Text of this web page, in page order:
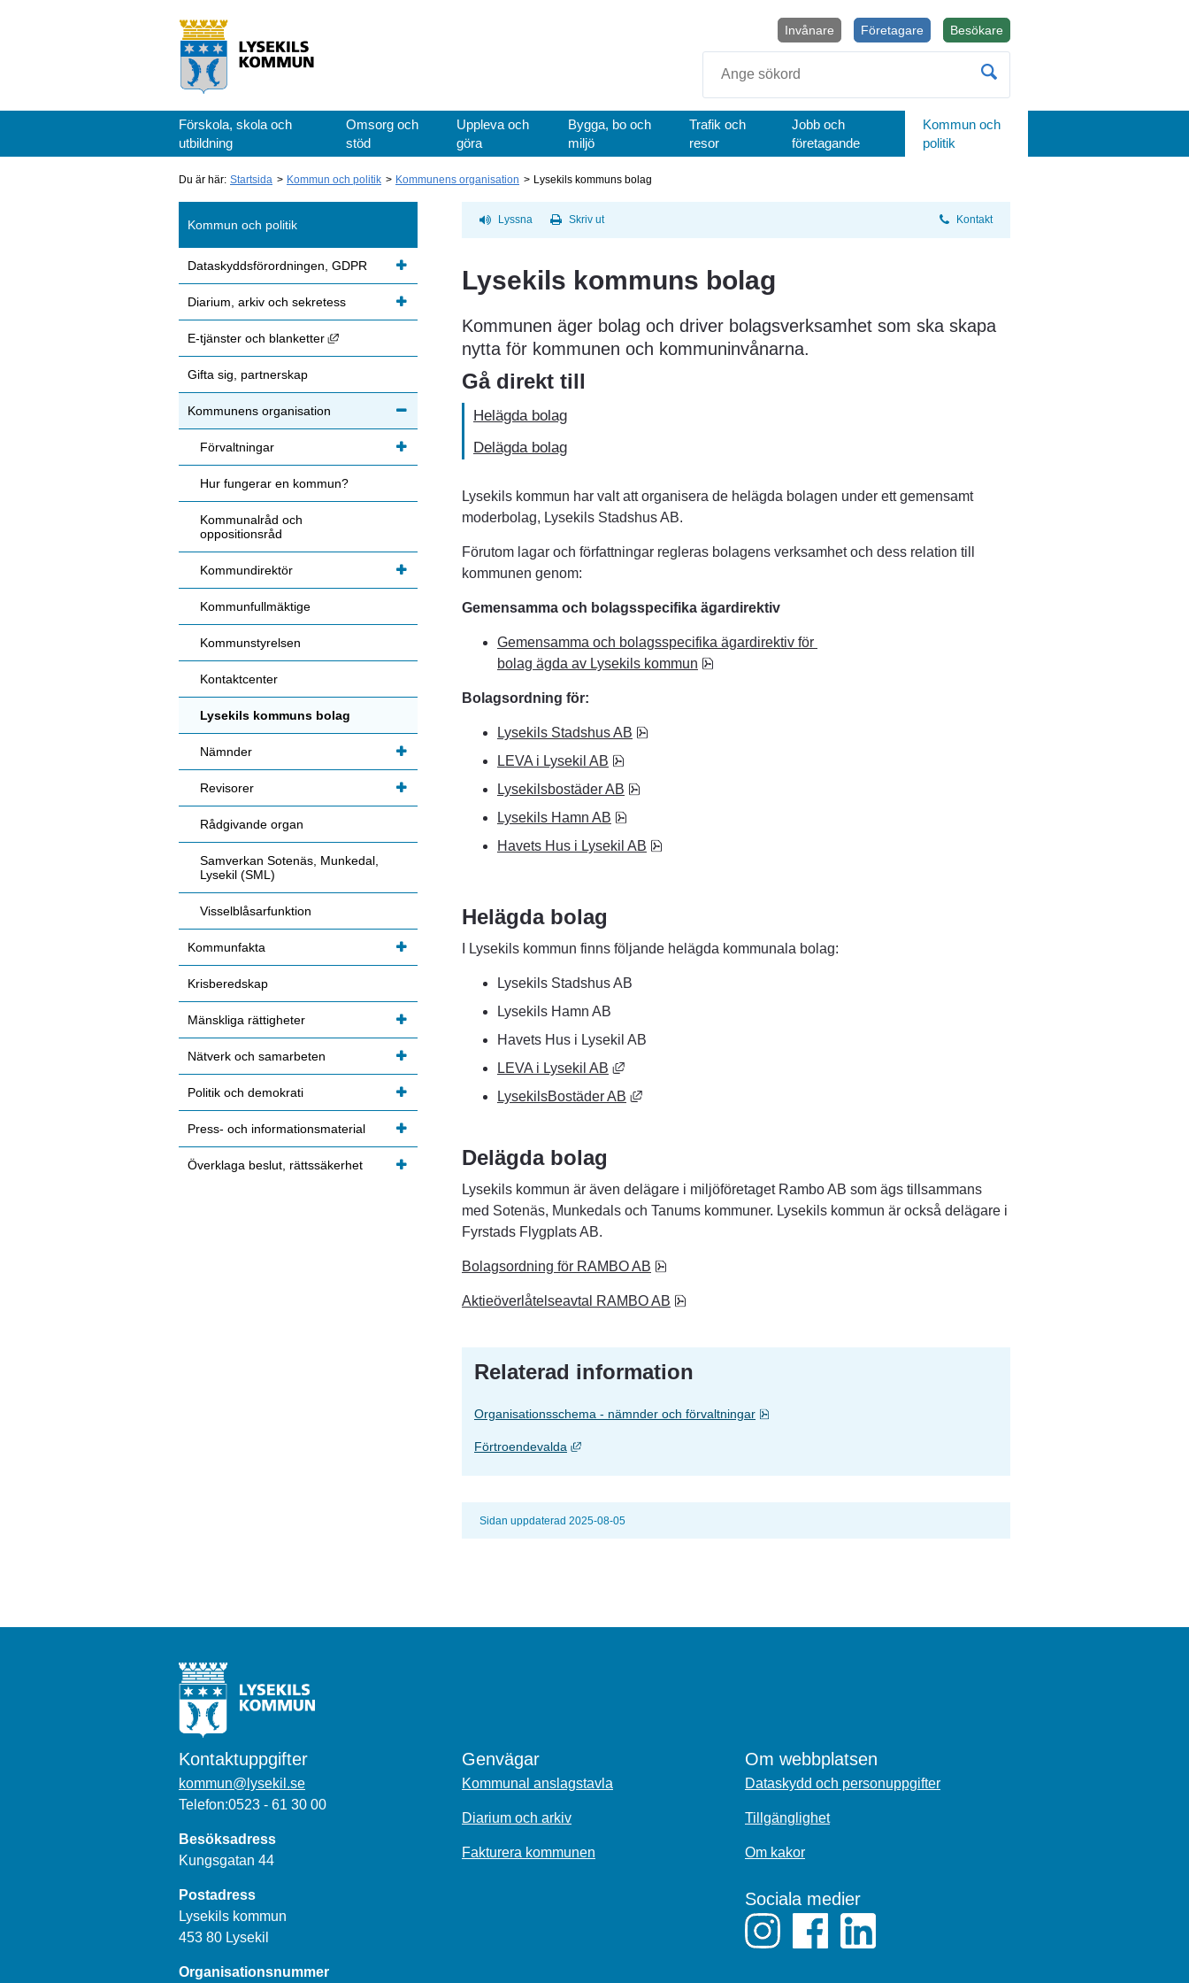
BesökareÖppnas i nytt fönster.
Företagare
Invånare
Förskola, skola och
utbildning
Omsorg och
stöd
Uppleva och
göra
Bygga, bo och
miljö
Trafik och
resor
Jobb och
företagande
Kommun och
politik
Du är här: Startsida Kommun och politik Kommunens organisation Lysekils kommuns bolag
Lyssna Skriv ut Kontakt
Lysekils kommuns bolag
Kommunen äger bolag och driver bolagsverksamhet som ska skapa
nytta för kommunen och kommuninvånarna.
Gå direkt till
Helägda bolag
Delägda bolag
Lysekils kommun har valt att organisera de helägda bolagen under ett gemensamt
moderbolag, Lysekils Stadshus AB.
Förutom lagar och författningar regleras bolagens verksamhet och dess relation till
kommunen genom:
Gemensamma och bolagsspecifika ägardirektiv
Gemensamma och bolagsspecifika ägardirektiv för
bolag ägda av Lysekils kommun
Bolagsordning för:
Lysekils Stadshus AB
LEVA i Lysekil AB
Lysekilsbostäder AB
Lysekils Hamn AB
Havets Hus i Lysekil AB
Helägda bolag
I Lysekils kommun finns följande helägda kommunala bolag:
Lysekils Stadshus AB
Lysekils Hamn AB
Havets Hus i Lysekil AB
LEVA i Lysekil AB
Länk till annan webbplats, öppnas i nytt fönster.
LysekilsBostäder AB
Länk till annan webbplats, öppnas i nytt fönster.
Delägda bolag
Lysekils kommun är även delägare i miljöföretaget Rambo AB som ägs tillsammans
med Sotenäs, Munkedals och Tanums kommuner. Lysekils kommun är också delägare i
Fyrstads Flygplats AB.
Bolagsordning för RAMBO AB
Aktieöverlåtelseavtal RAMBO AB
Relaterad information
Organisationsschema - nämnder och förvaltningar Pdf, 119.1 kB, öppnas i nytt fönster.
Förtroendevalda Länk till annan webbplats, öppnas i nytt fönster.
Sidan uppdaterad 2025-08-05
Kommun och politik
Dataskyddsförordningen, GDPR
Diarium, arkiv och sekretess
E-tjänster och blanketter Länk till annan webbplats, öppnas i nytt fönster.
Gifta sig, partnerskap
Kommunens organisation
Förvaltningar
Hur fungerar en kommun?
Kommunalråd och
oppositionsråd
Kommundirektör
Kommunfullmäktige
Kommunstyrelsen
Kontaktcenter
Lysekils kommuns bolag
Nämnder
Revisorer
Rådgivande organ
Samverkan Sotenäs, Munkedal,
Lysekil (SML)
Visselblåsarfunktion
Kommunfakta
Krisberedskap
Mänskliga rättigheter
Nätverk och samarbeten
Politik och demokrati
Press- och informationsmaterial
Överklaga beslut, rättssäkerhet
Kontaktuppgifter
kommun@lysekil.se
Telefon:0523 - 61 30 00
Besöksadress
Kungsgatan 44
Postadress
Lysekils kommun
453 80 Lysekil
Organisationsnummer
Genvägar
Kommunal anslagstavla
Diarium och arkiv
Fakturera kommunen
Om webbplatsen
Dataskydd och personuppgifter
Tillgänglighet
Om kakor
Sociala medier